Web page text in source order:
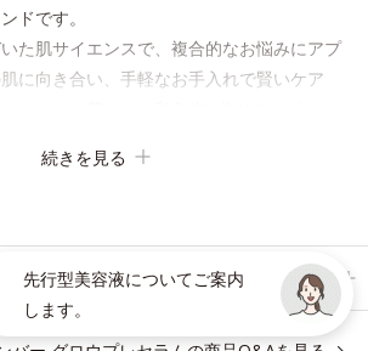
ドです。
た肌サイエンスで、複合的なお悩みにアプ
に向き合い、手軽なお手入れで賢いケア
が肌に素早くなじみ、肌をやわらかくし
ADセラミドミックスが肌をすこやかに整
肌へと導きます。
続きを見る
先行型美容液についてご案内
します。